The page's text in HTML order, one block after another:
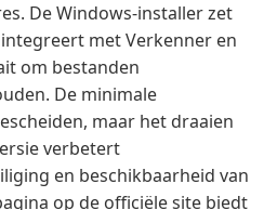
De Windows-installer zet
met Verkenner en
om bestanden
De minimale
maar het draaien
verbetert
en beschikbaarheid van
op de officiële site biedt